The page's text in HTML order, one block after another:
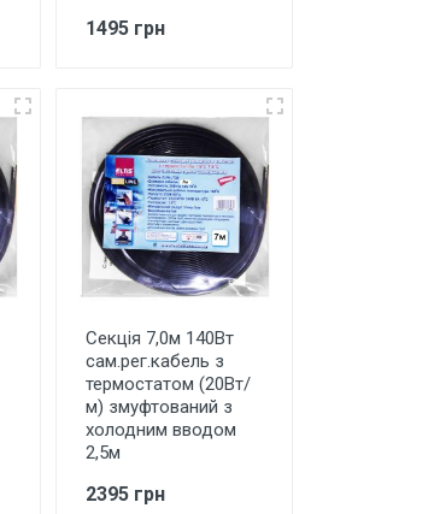
1495 грн
Секція 7,0м 140Вт
сам.рег.кабель з
термостатом (20Вт/
м) змуфтований з
холодним вводом
2,5м
2395 грн